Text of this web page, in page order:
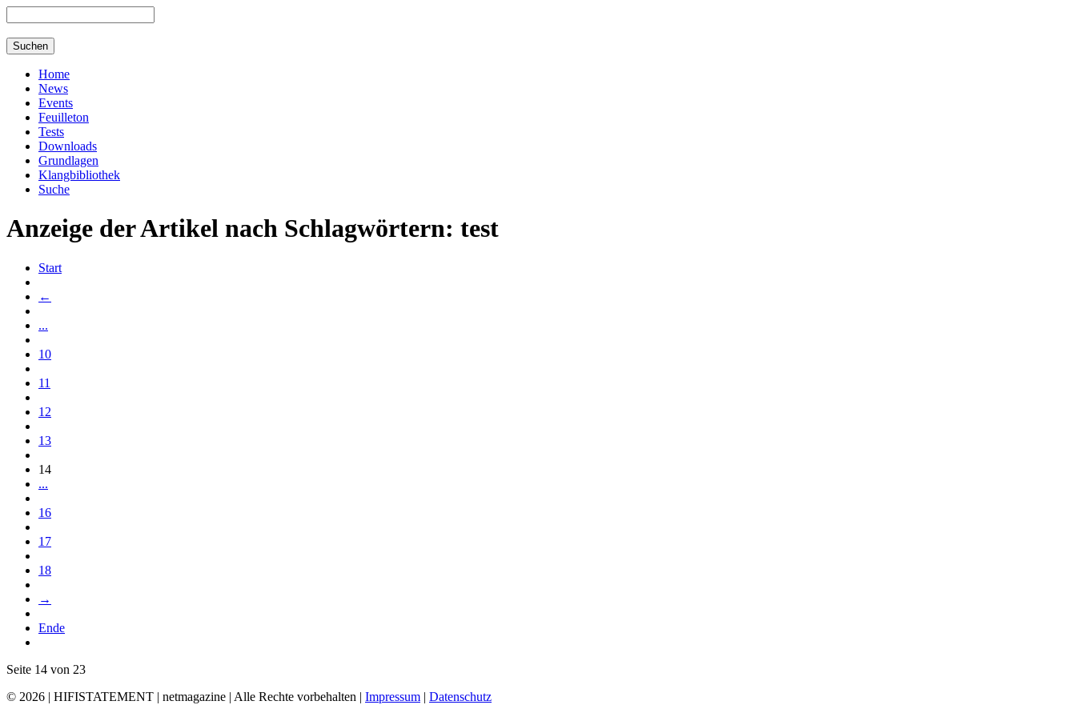
Home
News
Events
Feuilleton
Tests
Downloads
Grundlagen
Klangbibliothek
Suche
Anzeige der Artikel nach Schlagwörtern: test
Start
←
...
10
11
12
13
14
...
16
17
18
→
Ende
Seite 14 von 23
© 2026 | HIFISTATEMENT | netmagazine | Alle Rechte vorbehalten | Impressum | Datenschutz